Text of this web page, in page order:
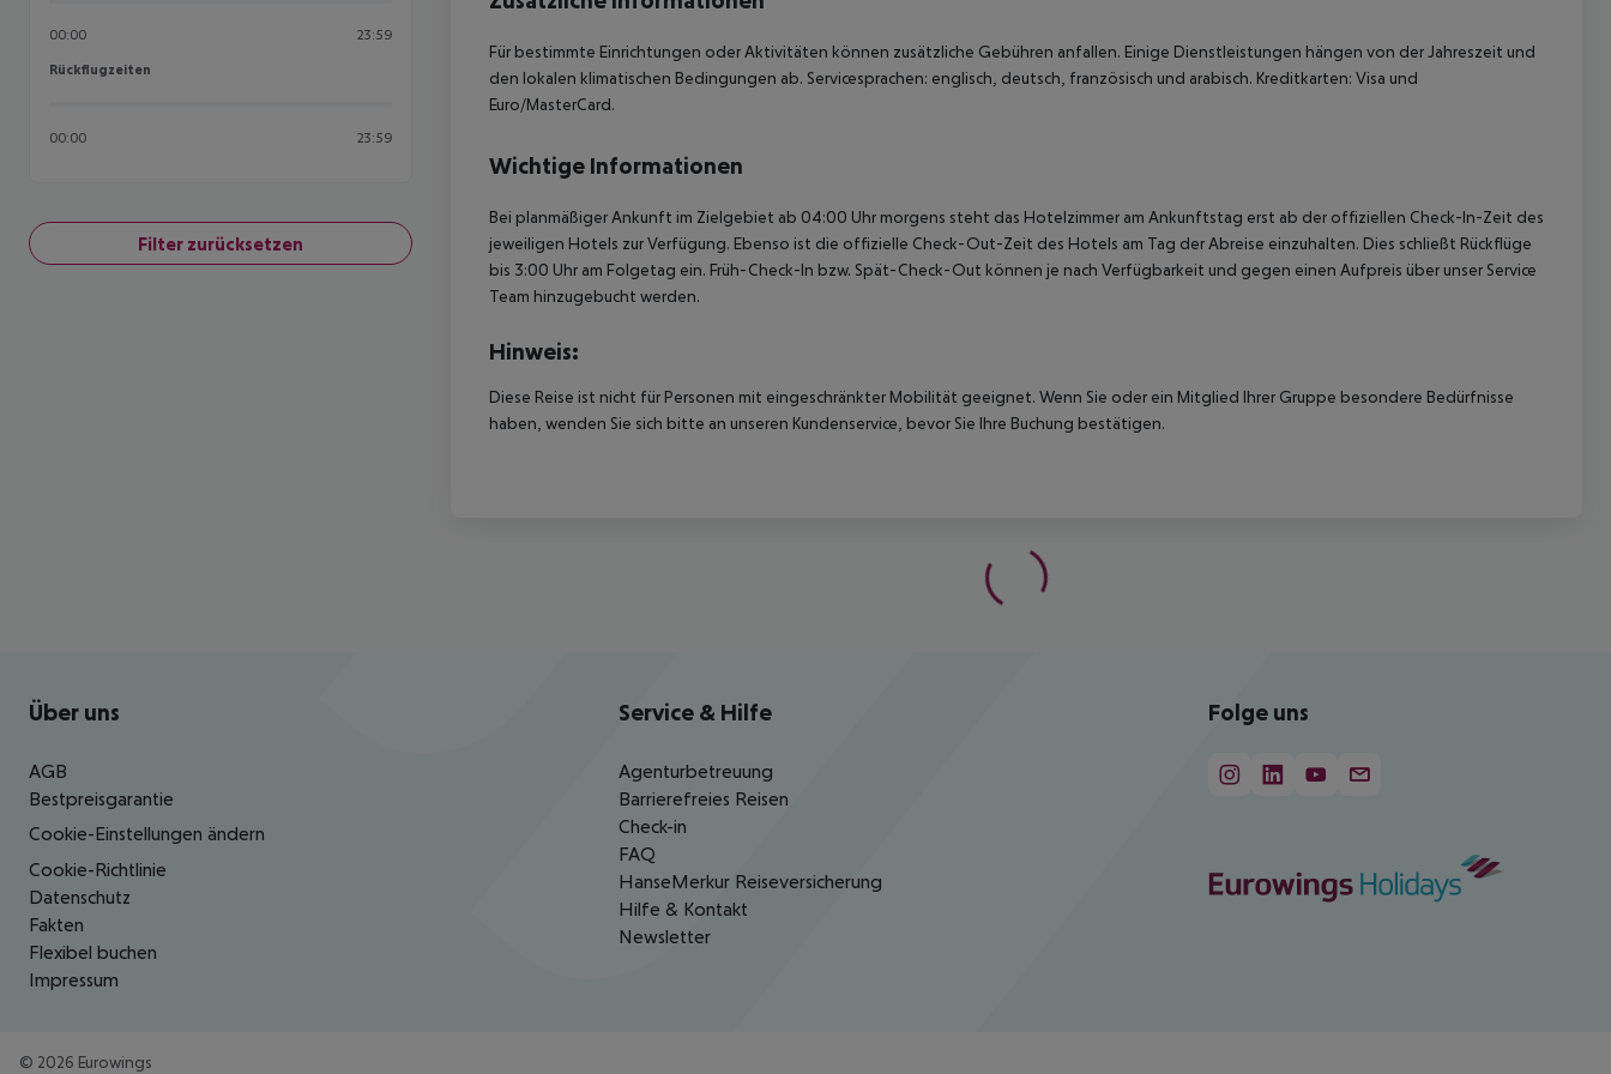
00:00 23:59
Rückflugzeiten
Rückflugzeiten
00:00 23:59
Filter zurücksetzen
Für bestimmte Einrichtungen oder Aktivitäten können zusätzliche Gebühren anfallen. Einige Dienstleistungen hängen von der Jahreszeit und
den lokalen klimatischen Bedingungen ab. Servicesprachen: englisch, deutsch, französisch und arabisch. Kreditkarten: Visa und
Euro/MasterCard.
Wichtige Informationen
Bei planmäßiger Ankunft im Zielgebiet ab 04:00 Uhr morgens steht das Hotelzimmer am Ankunftstag erst ab der offiziellen Check-In-Zeit des
jeweiligen Hotels zur Verfügung. Ebenso ist die offizielle Check-Out-Zeit des Hotels am Tag der Abreise einzuhalten. Dies schließt Rückflüge
bis 3:00 Uhr am Folgetag ein. Früh-Check-In bzw. Spät-Check-Out können je nach Verfügbarkeit und gegen einen Aufpreis über unser Service
Team hinzugebucht werden.
Hinweis:
Diese Reise ist nicht für Personen mit eingeschränkter Mobilität geeignet. Wenn Sie oder ein Mitglied Ihrer Gruppe besondere Bedürfnisse
haben, wenden Sie sich bitte an unseren Kundenservice, bevor Sie Ihre Buchung bestätigen.
Footer navigation
Über uns
AGB
Bestpreisgarantie
Cookie-Einstellungen ändern
Cookie-Richtlinie
Datenschutz
Fakten
Flexibel buchen
Impressum
Service & Hilfe
Agenturbetreuung
Barrierefreies Reisen
Check-in
FAQ
HanseMerkur Reiseversicherung
Hilfe & Kontakt
Newsletter
Folge uns
© 2026 Eurowings